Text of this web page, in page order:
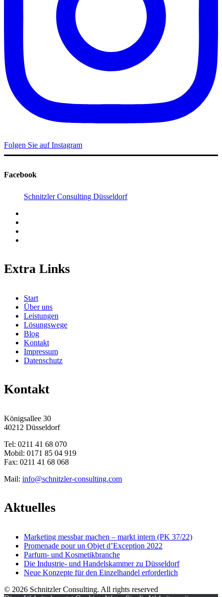
Folgen Sie auf Instagram
Facebook
Schnitzler Consulting Düsseldorf
Extra Links
Start
Über uns
Leistungen
Lösungswege
Blog
Kontakt
Impressum
Datenschutz
Kontakt
Königsallee 30
40212 Düsseldorf
Tel: 0211 41 68 070
Mobil: 0171 85 04 919
Fax: 0211 41 68 068
Mail: info@schnitzler-consulting.com
Aktuelles
Marketing messbar machen – markt intern (PK 37/22)
Promenade pour un Objet d’Exception 2022
Parfum- und Kosmetikbranche
Die Industrie- und Handelskammer zu Düsseldorf
Neue Konzepte für den Einzelhandel erforderlich
© 2026 Schnitzler Consulting. All rights reserved